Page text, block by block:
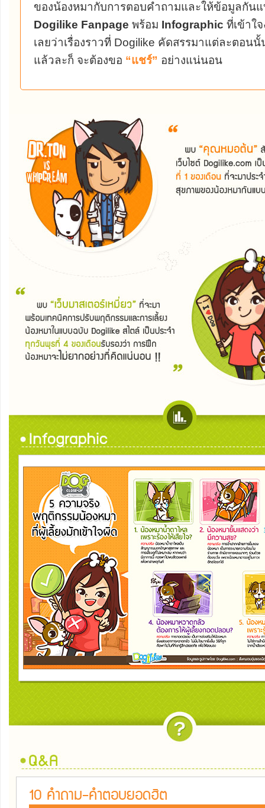
ของน้องหมากับการตอบคำถามและให้ข้อมูลกัน
Dogilike Fanpage พร้อม Infographic ที่เข้าใ
เลยว่าเรื่องราวที่ Dogilike คัดสรรมาแต่ละตอน
แล้วละก็ จะต้องขอ “แชร์” อย่างแน่นอน
10 คำถาม-คำตอบยอดฮิต